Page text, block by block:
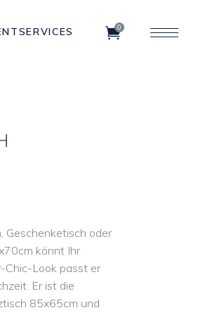
0
Geschenketisch oder
könnt Ihr
Chic-Look passt er
Er ist die
85x65cm und